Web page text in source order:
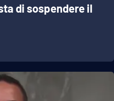
di sospendere il